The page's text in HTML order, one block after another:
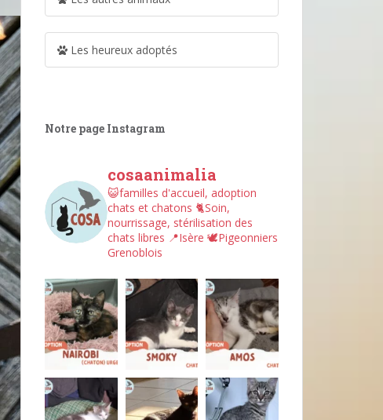
Les heureux adoptés
Notre page Instagram
cosaanimalia
😺familles d'accueil, adoption
chats et chatons 🐈Soin,
nourrissage, stérilisation des
chats libres 📍Isère 🕊︎Pigeonniers
Grenoblois